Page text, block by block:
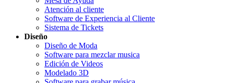
Atención al cliente
Software de Experiencia al Cliente
Sistema de Tickets
Diseño
Diseño de Moda
Software para mezclar musica
Edición de Videos
Modelado 3D